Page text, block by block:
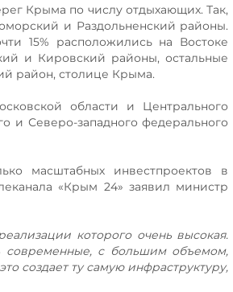
Крыма по числу отдыхающих. Так,
и Раздольненский районы.
15% расположились на Востоке
и Кировский районы, остальные
район, столице Крыма.
области и Центрального
и Северо-западного федерального
масштабных инвестпроектов в
«Крым 24» заявил министр
которого очень высокая.
современные, с большим объемом,
создает ту самую инфраструктуру,